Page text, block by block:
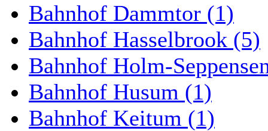
Bahnhof Dammtor (1)
Bahnhof Hasselbrook (5)
Bahnhof Holm-
Bahnhof Husum (1)
Bahnhof Keitum (1)